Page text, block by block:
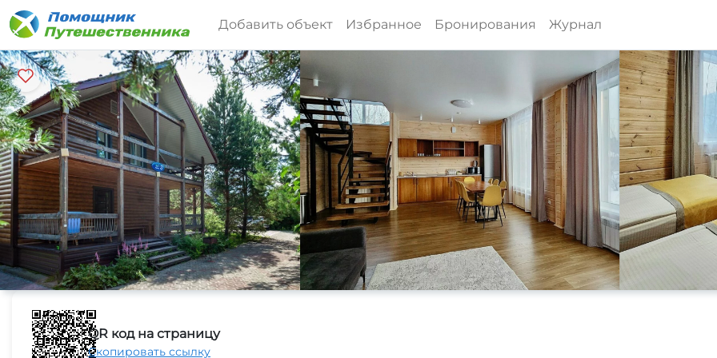
Добавить объект Избранное Бронирования Журнал
QR код на страницу
Скопировать ссылку